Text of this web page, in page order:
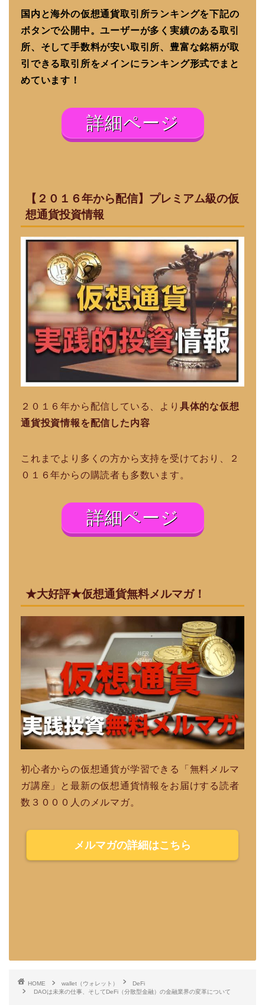
国内と海外の仮想通貨取引所ランキングを下記の
ボタンで公開中。ユーザーが多く実績のある取引
所、そして手数料が安い取引所、豊富な銘柄が取
引できる取引所をメインにランキング形式でまと
めています！
詳細ページ
【２０１６年から配信】プレミアム級の仮
想通貨投資情報
２０１６年から配信している、より 具体的な仮想
通貨投資情報を配信した内容
これまでより多くの方から支持を受けており、２
０１６年からの購読者も多数います。
詳細ページ
★大好評★仮想通貨無料メルマガ！
初心者からの仮想通貨が学習できる「無料メルマ
ガ講座」と最新の仮想通貨情報をお届けする読者
数３０００人のメルマガ。
メルマガの詳細はこちら
HOME wallet（ウォレット）
DeFi
DAOは未来の仕事、そしてDeFi（分散型金融）の金融業界の変革について